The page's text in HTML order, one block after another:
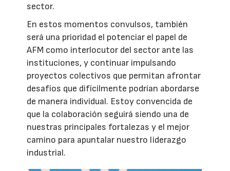
sector.
En estos momentos convulsos, también
será una prioridad el potenciar el papel de
AFM como interlocutor del sector ante las
instituciones, y continuar impulsando
proyectos colectivos que permitan afrontar
desafíos que difícilmente podrían abordarse
de manera individual. Estoy convencida de
que la colaboración seguirá siendo una de
nuestras principales fortalezas y el mejor
camino para apuntalar nuestro liderazgo
industrial.